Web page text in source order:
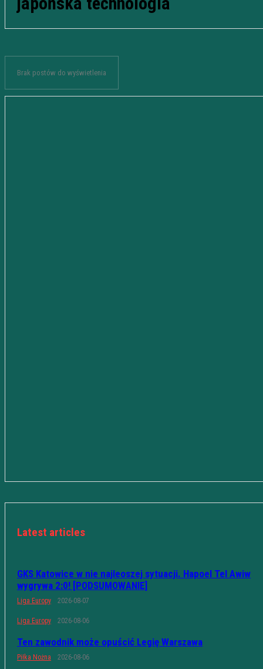
Brak postów do wyświetlenia
Latest articles
GKS Katowice w nie najleoszej sytuacji. Hapoel Tel Awiw
wygrywa 2:0! [PODSUMOWANIE]
Liga Europy 2026-08-07
Liga Europy 2026-08-06
Ten zawodnik może opuścić Legię Warszawa
Piłka Nożna 2026-08-06